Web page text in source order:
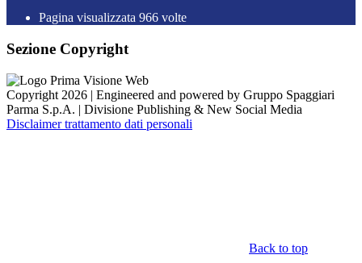
Pagina visualizzata 966 volte
Sezione Copyright
Copyright 2026 | Engineered and powered by Gruppo Spaggiari
Parma S.p.A. | Divisione Publishing & New Social Media
Disclaimer trattamento dati personali
Back to top